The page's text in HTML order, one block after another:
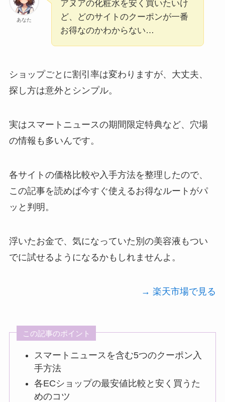
あなた
アヌアの化粧水を安く買いたいけ
ど、どのサイトのクーポンが一番
お得なのかわからない…
ショップごとに割引率は変わりますが、大丈夫、
探し方は意外とシンプル。
実はスマートニュースの期間限定特典など、穴場
の情報も多いんです。
各サイトの価格比較や入手方法を整理したので、
この記事を読めば今すぐ使えるお得なルートがパ
ッと判明。
浮いたお金で、気になっていた別の美容液もつい
でに試せるようになるかもしれませんよ。
→ 楽天市場で見る
この記事のポイント
スマートニュースを含む5つのクーポン入
手方法
各ECショップの最安値比較と安く買うた
めのコツ